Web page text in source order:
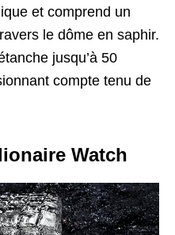
et comprend un
le dôme en saphir.
jusqu’à 50
compte tenu de
Watch